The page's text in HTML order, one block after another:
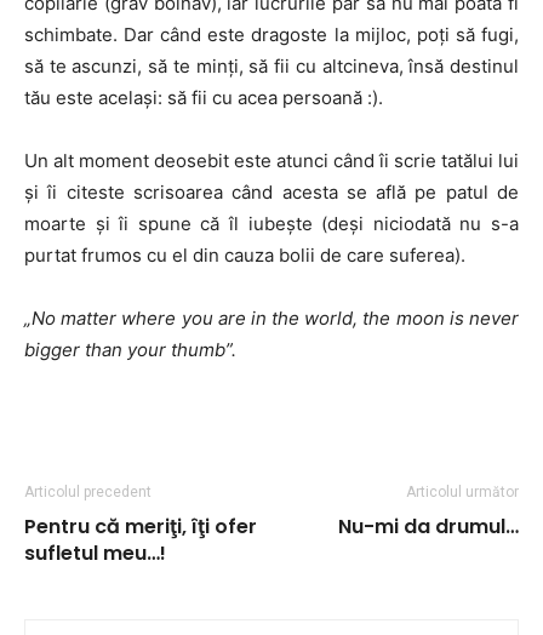
schimbate. Dar când este dragoste la mijloc, poţi să fugi,
să te ascunzi, să te minţi, să fii cu altcineva, însă destinul
tău este acelaşi: să fii cu acea persoană :).
Un alt moment deosebit este atunci când îi scrie tatălui lui
şi îi citeste scrisoarea când acesta se află pe patul de
moarte şi îi spune că îl iubeşte (deşi niciodată nu s-a
purtat frumos cu el din cauza bolii de care suferea).
„No matter where you are in the world, the moon is never
bigger than your thumb”.
Articolul precedent
Pentru că meriţi, îţi ofer
sufletul meu…!
Articolul următor
Nu-mi da drumul…